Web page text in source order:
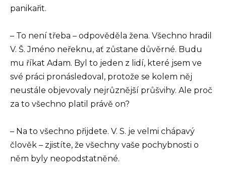
panikařit.
– To není třeba – odpověděla žena. Všechno hradil
V. Š. Jméno neřeknu, ať zůstane důvěrné. Budu
mu říkat Adam. Byl to jeden z lidí, které jsem ve
své práci pronásledoval, protože se kolem něj
neustále objevovaly nejrůznější průšvihy. Ale proč
za to všechno platil právě on?
– Na to všechno přijdete. V. S. je velmi chápavý
člověk – zjistíte, že všechny vaše pochybnosti o
něm byly neopodstatněné.